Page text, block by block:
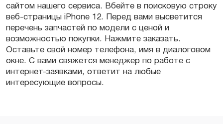
сайтом нашего сервиса. Вбейте в поисковую строку
веб-страницы iPhone 12. Перед вами высветится
перечень запчастей по модели с ценой и
возможностью покупки. Нажмите заказать.
Оставьте свой номер телефона, имя в диалоговом
окне. С вами свяжется менеджер по работе с
интернет-заявками, ответит на любые
интересующие вопросы.